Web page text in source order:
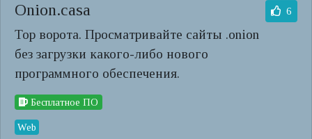
Onion.casa
Тор ворота. Просматривайте сайты .onion
без загрузки какого-либо нового
программного обеспечения.
6
Бесплатное ПО
Web